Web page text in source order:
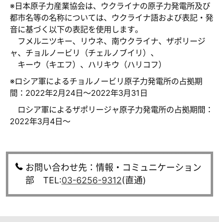
※日本原子力産業協会は、ウクライナの原子力発電所及び
都市名等の名称については、ウクライナ語および表記・発
音に基づく以下の表記を使用します。
フメルニツキー、リウネ、南ウクライナ、ザポリージ
ャ、チョルノービリ（チェルノブイリ）、
キーウ（キエフ）、ハリキウ（ハリコフ）
※ロシア軍によるチョルノービリ原子力発電所の占拠期
間：2022年2月24日～2022年3月31日
ロシア軍によるザポリージャ原子力発電所の占拠期間：
2022年3月4日～
お問い合わせ先：情報・コミュニケーション
部 TEL:03-6256-9312(直通)